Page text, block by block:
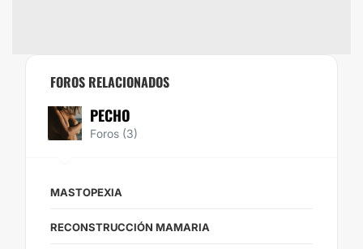
FOROS RELACIONADOS
PECHO
Foros (3)
MASTOPEXIA
RECONSTRUCCIÓN MAMARIA